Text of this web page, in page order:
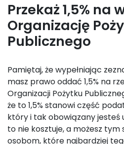
Przekaż 1,5% na
Organizację
Publicznego
Pamiętaj, że wypełniając
masz prawo oddać 1,5% na
Organizacji Pożytku
że to 1,5% stanowi część
który i tak obowiązany jesteś
to nie kosztuje, a możesz
osobom, które najbardziej